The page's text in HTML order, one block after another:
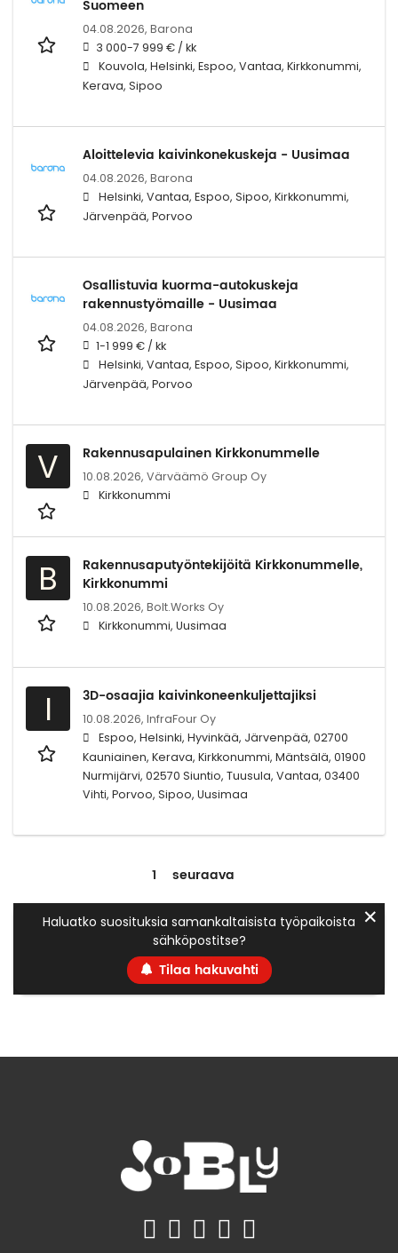
Suomeen
04.08.2026, Barona
3 000-7 999 € / kk
Kouvola, Helsinki, Espoo, Vantaa, Kirkkonummi,
Kerava, Sipoo
Aloittelevia kaivinkonekuskeja - Uusimaa
04.08.2026, Barona
Helsinki, Vantaa, Espoo, Sipoo, Kirkkonummi,
Järvenpää, Porvoo
Osallistuvia kuorma-autokuskeja
rakennustyömaille - Uusimaa
04.08.2026, Barona
1-1 999 € / kk
Helsinki, Vantaa, Espoo, Sipoo, Kirkkonummi,
Järvenpää, Porvoo
V Rakennusapulainen Kirkkonummelle
10.08.2026, Värväämö Group Oy
Kirkkonummi
B
Rakennusaputyöntekijöitä Kirkkonummelle,
Kirkkonummi
10.08.2026, Bolt.Works Oy
Kirkkonummi, Uusimaa
I 3D-osaajia kaivinkoneenkuljettajiksi
10.08.2026, InfraFour Oy
Espoo, Helsinki, Hyvinkää, Järvenpää, 02700
Kauniainen, Kerava, Kirkkonummi, Mäntsälä, 01900
Nurmijärvi, 02570 Siuntio, Tuusula, Vantaa, 03400
Vihti, Porvoo, Sipoo, Uusimaa
1 seuraava
Haluatko suosituksia samankaltaisista työpaikoista
sähköpostitse?
Tilaa hakuvahti
✕